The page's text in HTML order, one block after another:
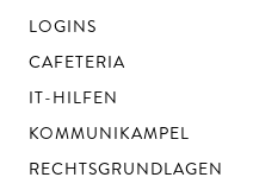
LOGINS
CAFETERIA
IT-HILFEN
KOMMUNIKAMPEL
RECHTSGRUNDLAGEN